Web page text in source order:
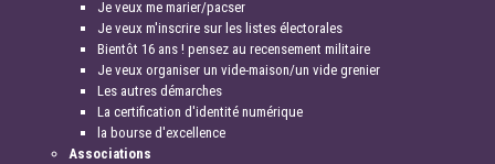
Je veux me marier/pacser
Je veux m'inscrire sur les listes électorales
Bientôt 16 ans ! pensez au recensement militaire
Je veux organiser un vide-maison/un vide grenier
Les autres démarches
La certification d'identité numérique
la bourse d'excellence
Associations